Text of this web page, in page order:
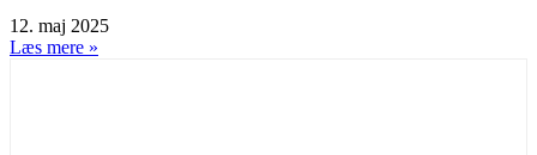
12. maj 2025
Læs mere »